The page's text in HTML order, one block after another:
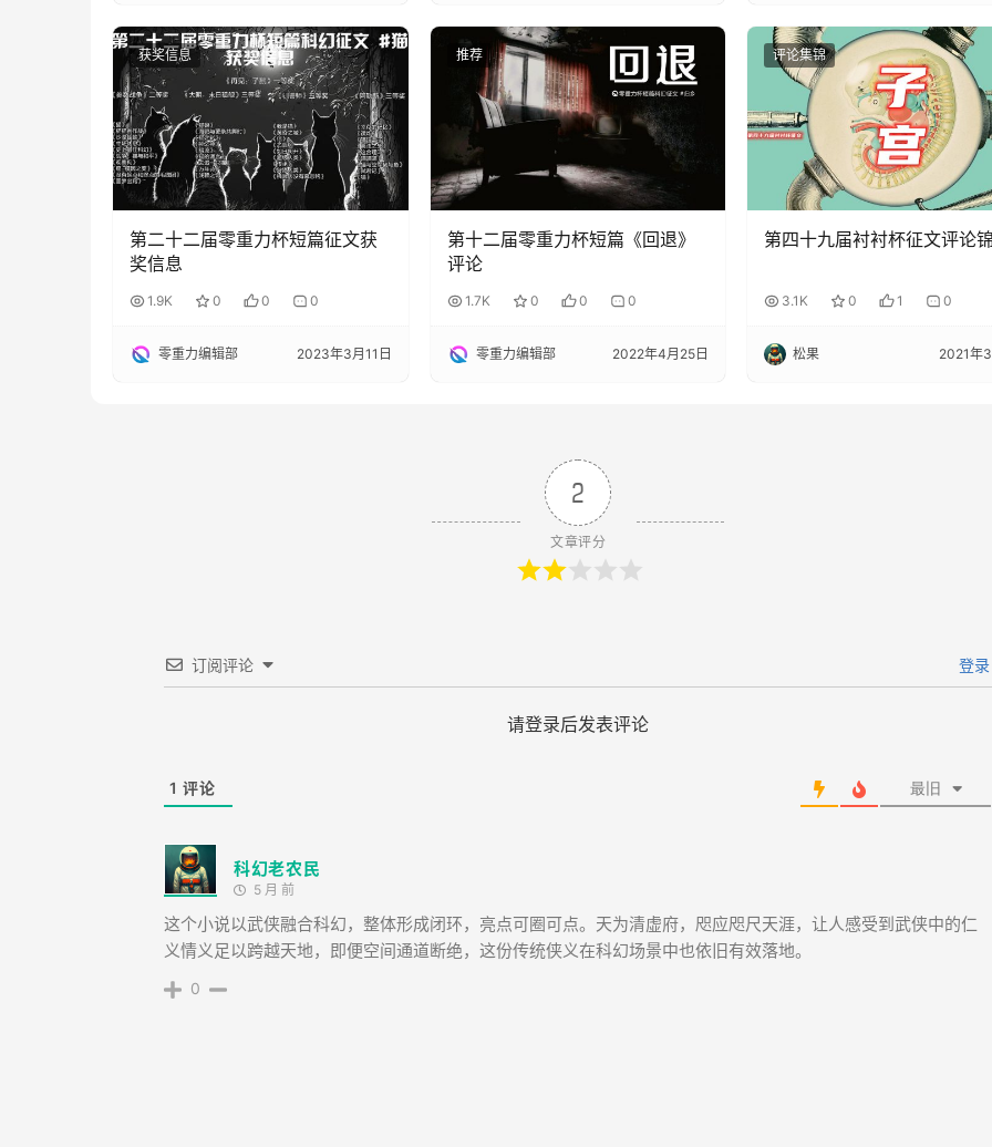
获奖信息
第二十二届零重力杯短篇征文获
奖信息
1.9K 0 0 0
零重力编辑部 2023年3月11日
推荐
第十二届零重力杯短篇《回退》
评论
1.7K 0 0 0
零重力编辑部 2022年4月25日
评论集锦
第四十九届衬衬杯征文评论
3.1K 0 1 0
松果 2021年
2
文章评分
订阅评论 登录
请登录后发表评论
1 评论 最旧
科幻老农民
5 月 前
这个小说以武侠融合科幻，整体形成闭环，亮点可圈可点。天为清虚府，咫应咫尺天涯，让人感受到武侠中的仁
义情义足以跨越天地，即便空间通道断绝，这份传统侠义在科幻场景中也依旧有效落地。
0